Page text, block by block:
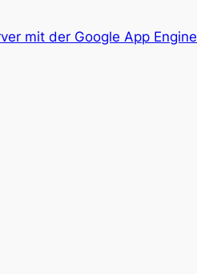
mit der Google App Engine